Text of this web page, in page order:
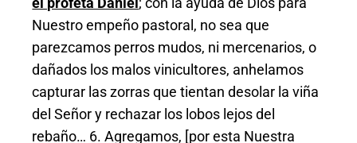
Nuestro empeño pastoral, no sea que
parezcamos perros mudos, ni mercenarios, o
dañados los malos vinicultores, anhelamos
capturar las zorras que tientan desolar la viña
del Señor y rechazar los lobos lejos del
rebaño… 6. Agregamos, [por esta Nuestra